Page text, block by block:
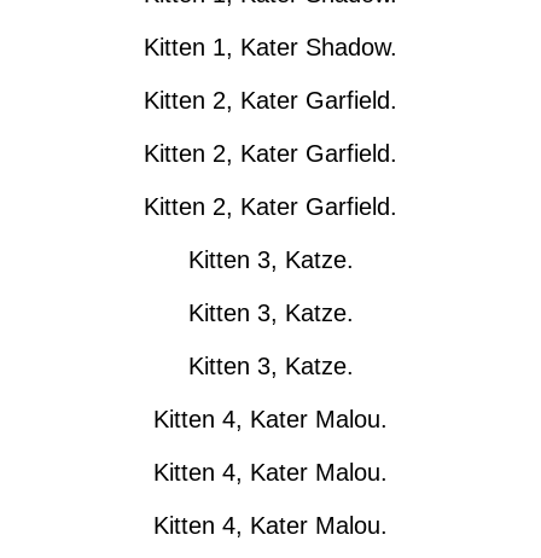
Kitten 1, Kater Shadow.
Kitten 2, Kater Garfield.
Kitten 2, Kater Garfield.
Kitten 2, Kater Garfield.
Kitten 3, Katze.
Kitten 3, Katze.
Kitten 3, Katze.
Kitten 4, Kater Malou.
Kitten 4, Kater Malou.
Kitten 4, Kater Malou.